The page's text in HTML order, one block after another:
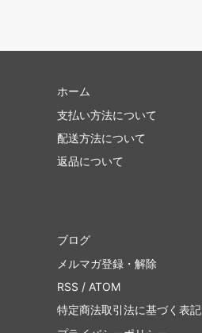
ホーム
支払い方法について
配送方法について
返品について
ブログ
メルマガ登録・解除
RSS / ATOM
特定商法取引法に基づく表記